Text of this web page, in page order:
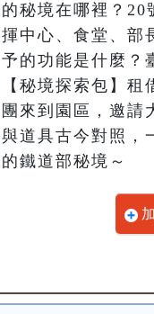
秘境在哪裡？20
中心、食堂、部
的功能是什麼？
秘境探索包】租
來到園區，邀請
道具古今對照，
鐵道部秘境～